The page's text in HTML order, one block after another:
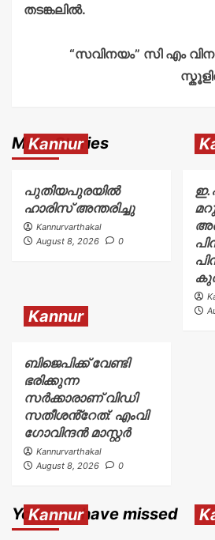
തടങ്കലിൽ.
“സവിനയം” സി എം
More Stories
Kannur
പുതിയപുരയിൽ
ഹാരിസ് അന്തരിച്ചു
Kannurvarthakal
August 8, 2026
0
Kannur
ബിജെപിക്ക് വേണ്ടി
ഭരിക്കുന്ന
സർക്കാരാണ് വിഡി
സതീശൻ്റേത്: എംവി
ഗോവിന്ദൻ മാസ്റ്റർ
Kannurvarthakal
August 8, 2026
0
You may have missed
Kannur